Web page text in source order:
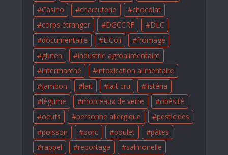
Casino
charcuterie
chocolat
corps étranger
DGCCRF
DLC
documentaire
E.Coli
fromage
gluten
industrie agroalimentaire
intermarché
intoxication alimentaire
jambon
lait lait cru
listéria
légume
morceaux de verre
obésité
oeufs
personne allergique
pesticides
poisson
porc poulet
pâtes
rappel
reportage
salmonelle